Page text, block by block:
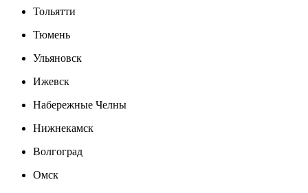
Тольятти
Тюмень
Ульяновск
Ижевск
Набережные Челны
Нижнекамск
Волгоград
Омск